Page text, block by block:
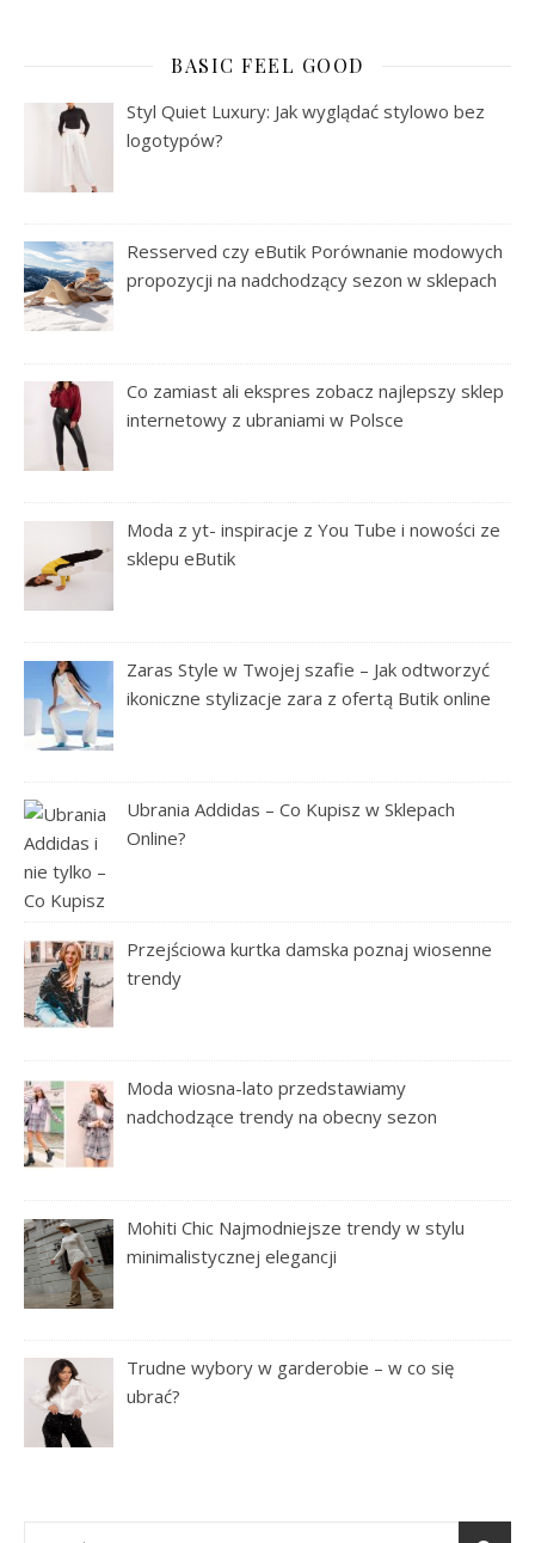
BASIC FEEL GOOD
Styl Quiet Luxury: Jak wyglądać stylowo bez
logotypów?
Resserved czy eButik Porównanie modowych
propozycji na nadchodzący sezon w sklepach
Co zamiast ali ekspres zobacz najlepszy sklep
internetowy z ubraniami w Polsce
Moda z yt- inspiracje z You Tube i nowości ze
sklepu eButik
Zaras Style w Twojej szafie – Jak odtworzyć
ikoniczne stylizacje zara z ofertą Butik online
Ubrania Addidas – Co Kupisz w Sklepach
Online?
Przejściowa kurtka damska poznaj wiosenne
trendy
Moda wiosna-lato przedstawiamy
nadchodzące trendy na obecny sezon
Mohiti Chic Najmodniejsze trendy w stylu
minimalistycznej elegancji
Trudne wybory w garderobie – w co się
ubrać?